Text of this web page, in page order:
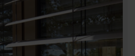
WAREMA
Kassetten-
Markisen“